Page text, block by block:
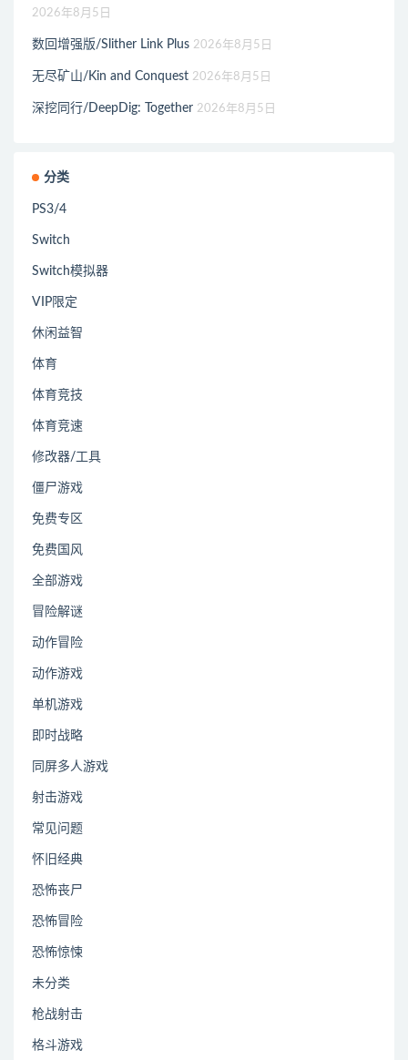
2026年8月5日
数回增强版/Slither Link Plus 2026年8月5日
无尽矿山/Kin and Conquest 2026年8月5日
深挖同行/DeepDig: Together 2026年8月5日
分类
PS3/4
Switch
Switch模拟器
VIP限定
休闲益智
体育
体育竞技
体育竞速
修改器/工具
僵尸游戏
免费专区
免费国风
全部游戏
冒险解谜
动作冒险
动作游戏
单机游戏
即时战略
同屏多人游戏
射击游戏
常见问题
怀旧经典
恐怖丧尸
恐怖冒险
恐怖惊悚
未分类
枪战射击
格斗游戏